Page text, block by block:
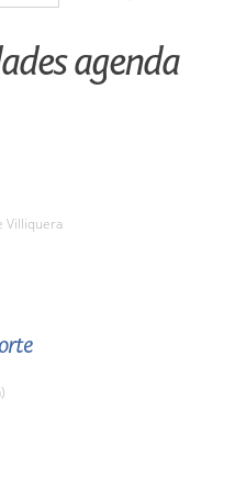
agenda
Villiquera